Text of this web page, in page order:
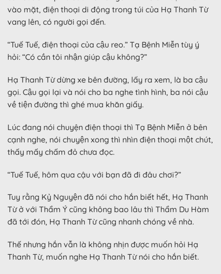
vào mặt, điện thoại di động trong túi của Hạ Thanh Từ
vang lên, có người gọi đến.
“Tuế Tuế, điện thoại của cậu reo.” Tạ Bệnh Miễn tùy ý
hỏi: “Có cần tôi nhận giúp cậu không?”
Hạ Thanh Từ dừng xe bên đường, lấy ra xem, là ba cậu
gọi. Cậu gọi lại và nói cho ba nghe tình hình, ba nói cậu
về tiện đường thì ghé mua khăn giấy.
Lúc đang nói chuyện điện thoại thì Tạ Bệnh Miễn ở bên
cạnh nghe, nói chuyện xong thì nhìn điện thoại một chút,
thấy mấy chấm đỏ chưa đọc.
“Tuế Tuế, hôm qua cậu với bạn đã đi đâu chơi?”
Tuy rằng Kỷ Nguyện đã nói cho hắn biết hết, Hạ Thanh
Từ ở với Thẩm Ý cũng không bao lâu thì Thẩm Du Hàm
đã tới đón, Hạ Thanh Từ cũng nhanh chóng về nhà.
Thế nhưng hắn vẫn là không nhịn được muốn hỏi Hạ
Thanh Từ, muốn nghe Hạ Thanh Từ nói cho hắn biết.